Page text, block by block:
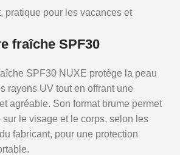
pratique pour les vacances et
fraîche SPF30
SPF30 NUXE protège la peau
rayons UV tout en offrant une
agréable. Son format brume permet
le visage et le corps, selon les
fabricant, pour une protection